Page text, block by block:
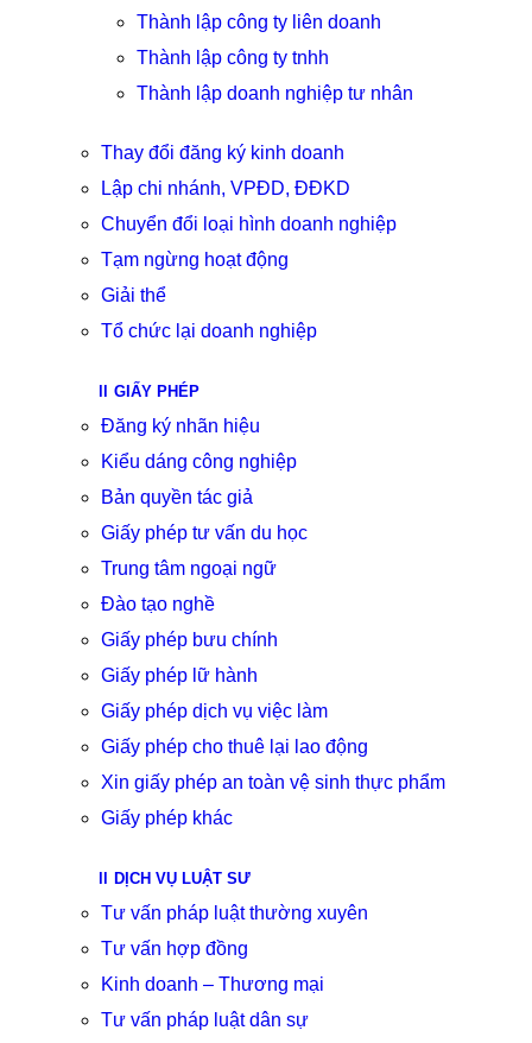
Thành lập công ty liên doanh
Thành lập công ty tnhh
Thành lập doanh nghiệp tư nhân
Thay đổi đăng ký kinh doanh
Lập chi nhánh, VPĐD, ĐĐKD
Chuyển đổi loại hình doanh nghiệp
Tạm ngừng hoạt động
Giải thể
Tổ chức lại doanh nghiệp
GIẤY PHÉP
Đăng ký nhãn hiệu
Kiểu dáng công nghiệp
Bản quyền tác giả
Giấy phép tư vấn du học
Trung tâm ngoại ngữ
Đào tạo nghề
Giấy phép bưu chính
Giấy phép lữ hành
Giấy phép dịch vụ việc làm
Giấy phép cho thuê lại lao động
Xin giấy phép an toàn vệ sinh thực phẩm
Giấy phép khác
DỊCH VỤ LUẬT SƯ
Tư vấn pháp luật thường xuyên
Tư vấn hợp đồng
Kinh doanh – Thương mại
Tư vấn pháp luật dân sự